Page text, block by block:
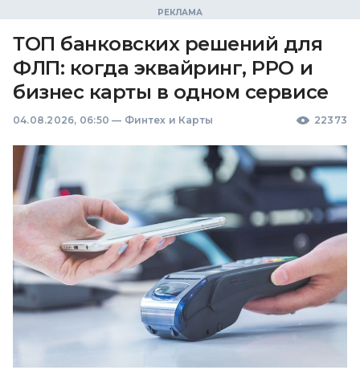
ТОП банковских решений для
ФЛП: когда эквайринг, РРО и
бизнес карты в одном сервисе
04.08.2026, 06:50 — Финтех и Карты 22373